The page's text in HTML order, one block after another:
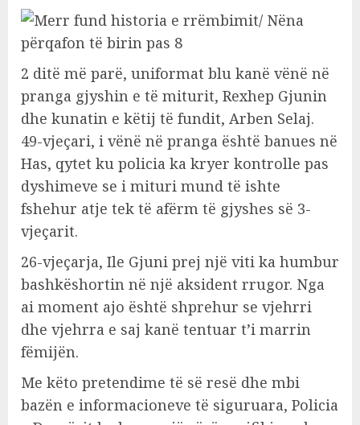
2 ditë më parë, uniformat blu kanë vënë në
pranga gjyshin e të miturit, Rexhep Gjunin
dhe kunatin e këtij të fundit, Arben Selaj.
49-vjeçari, i vënë në pranga është banues në
Has, qytet ku policia ka kryer kontrolle pas
dyshimeve se i mituri mund të ishte
fshehur atje tek të afërm të gjyshes së 3-
vjeçarit.
26-vjeçarja, Ile Gjuni prej një viti ka humbur
bashkëshortin në një aksident rrugor. Nga
ai moment ajo është shprehur se vjehrri
dhe vjehrra e saj kanë tentuar t’i marrin
fëmijën.
Me këto pretendime të së resë dhe mbi
bazën e informacioneve të siguruara, Policia